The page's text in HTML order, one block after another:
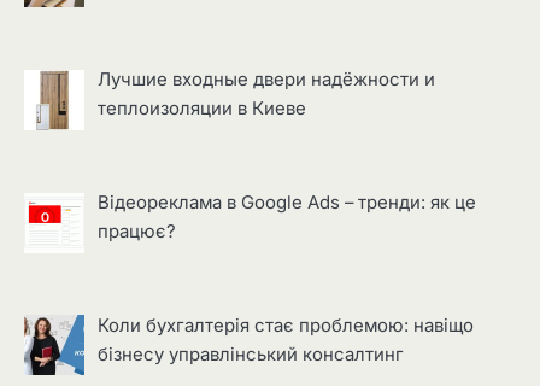
Лучшие входные двери надёжности и
теплоизоляции в Киеве
Відеореклама в Google Ads – тренди: як це
працює?
Коли бухгалтерія стає проблемою: навіщо
бізнесу управлінський консалтинг